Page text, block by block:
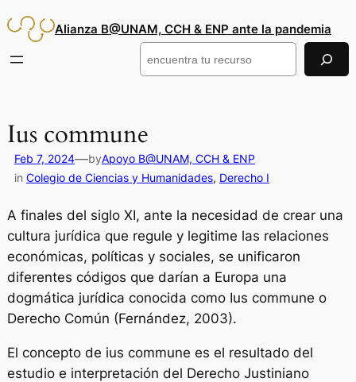
al
Alianza B@UNAM, CCH & ENP ante la pandemia
Buscar
Ius commune
Feb 7, 2024—byApoyo B@UNAM, CCH & ENP
in Colegio de Ciencias y Humanidades, Derecho I
A finales del siglo XI, ante la necesidad de crear una
cultura jurídica que regule y legitime las relaciones
económicas, políticas y sociales, se unificaron
diferentes códigos que darían a Europa una
dogmática jurídica conocida como Ius commune o
Derecho Común (Fernández, 2003).
El concepto de ius commune es el resultado del
estudio e interpretación del Derecho Justiniano